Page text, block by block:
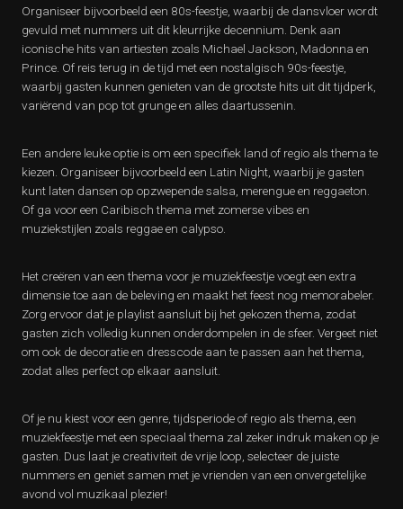
Organiseer bijvoorbeeld een 80s-feestje, waarbij de dansvloer wordt
gevuld met nummers uit dit kleurrijke decennium. Denk aan
iconische hits van artiesten zoals Michael Jackson, Madonna en
Prince. Of reis terug in de tijd met een nostalgisch 90s-feestje,
waarbij gasten kunnen genieten van de grootste hits uit dit tijdperk,
variërend van pop tot grunge en alles daartussenin.
Een andere leuke optie is om een specifiek land of regio als thema te
kiezen. Organiseer bijvoorbeeld een Latin Night, waarbij je gasten
kunt laten dansen op opzwepende salsa, merengue en reggaeton.
Of ga voor een Caribisch thema met zomerse vibes en
muziekstijlen zoals reggae en calypso.
Het creëren van een thema voor je muziekfeestje voegt een extra
dimensie toe aan de beleving en maakt het feest nog memorabeler.
Zorg ervoor dat je playlist aansluit bij het gekozen thema, zodat
gasten zich volledig kunnen onderdompelen in de sfeer. Vergeet niet
om ook de decoratie en dresscode aan te passen aan het thema,
zodat alles perfect op elkaar aansluit.
Of je nu kiest voor een genre, tijdsperiode of regio als thema, een
muziekfeestje met een speciaal thema zal zeker indruk maken op je
gasten. Dus laat je creativiteit de vrije loop, selecteer de juiste
nummers en geniet samen met je vrienden van een onvergetelijke
avond vol muzikaal plezier!